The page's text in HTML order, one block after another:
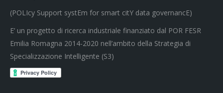
(POLIcy Support systEm for smart citY data governancE)
E’ un progetto di ricerca industriale finanziato dal POR FESR
Emilia Romagna 2014-2020 nell’ambito della Strategia di
Specializzazione Intelligente (S3)